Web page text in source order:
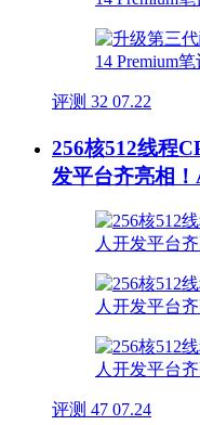
评测 32 07.22
256核512线程
发平台齐亮相
评测 47 07.24